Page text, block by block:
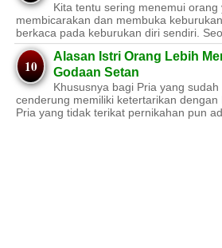
Kita tentu sering menemui orang
membicarakan dan membuka
berkaca pada keburukan diri sendiri.
Alasan Istri Orang Lebih
Godaan Setan
Khususnya bagi Pria yang sudah
cenderung memiliki ketertarikan dengan
Pria yang tidak terikat pernikahan pun